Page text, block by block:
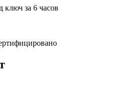
ключ за 6 часов